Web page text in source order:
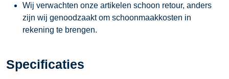
Wij verwachten onze artikelen schoon retour, anders
zijn wij genoodzaakt om schoonmaakkosten in
rekening te brengen.
Specificaties